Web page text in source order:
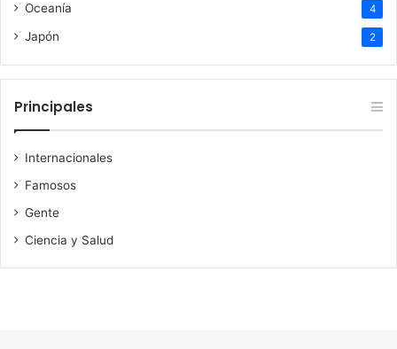
Oceanía 4
Japón 2
Principales
Internacionales
Famosos
Gente
Ciencia y Salud